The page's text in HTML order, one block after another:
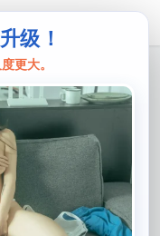
级！
更大。
跪趴姿势，好
盘
跪姿怀抱叉子的照
地展现了cosplay的